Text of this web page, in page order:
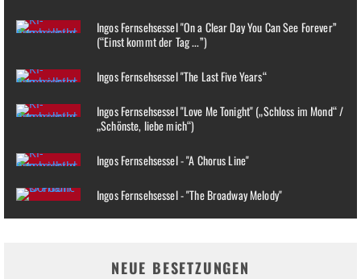
Ingos Fernsehsessel "On a Clear Day You Can See Forever”
(“Einst kommt der Tag ...”)
Ingos Fernsehsessel "The Last Five Years“
Ingos Fernsehsessel "Love Me Tonight" („Schloss im Mond“ /
„Schönste, liebe mich“)
Ingos Fernsehsessel - "A Chorus Line"
Ingos Fernsehsessel - "The Broadway Melody"
NEUE BESETZUNGEN